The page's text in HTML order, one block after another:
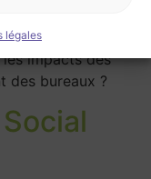
légalestravail sont
impacts des
des bureaux ?